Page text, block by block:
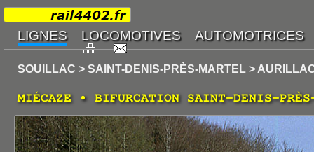
SOUILLAC > SAINT-DENIS-PRÈS-MARTEL >
MIÉCAZE • BIFURCATION SAINT-DENIS-